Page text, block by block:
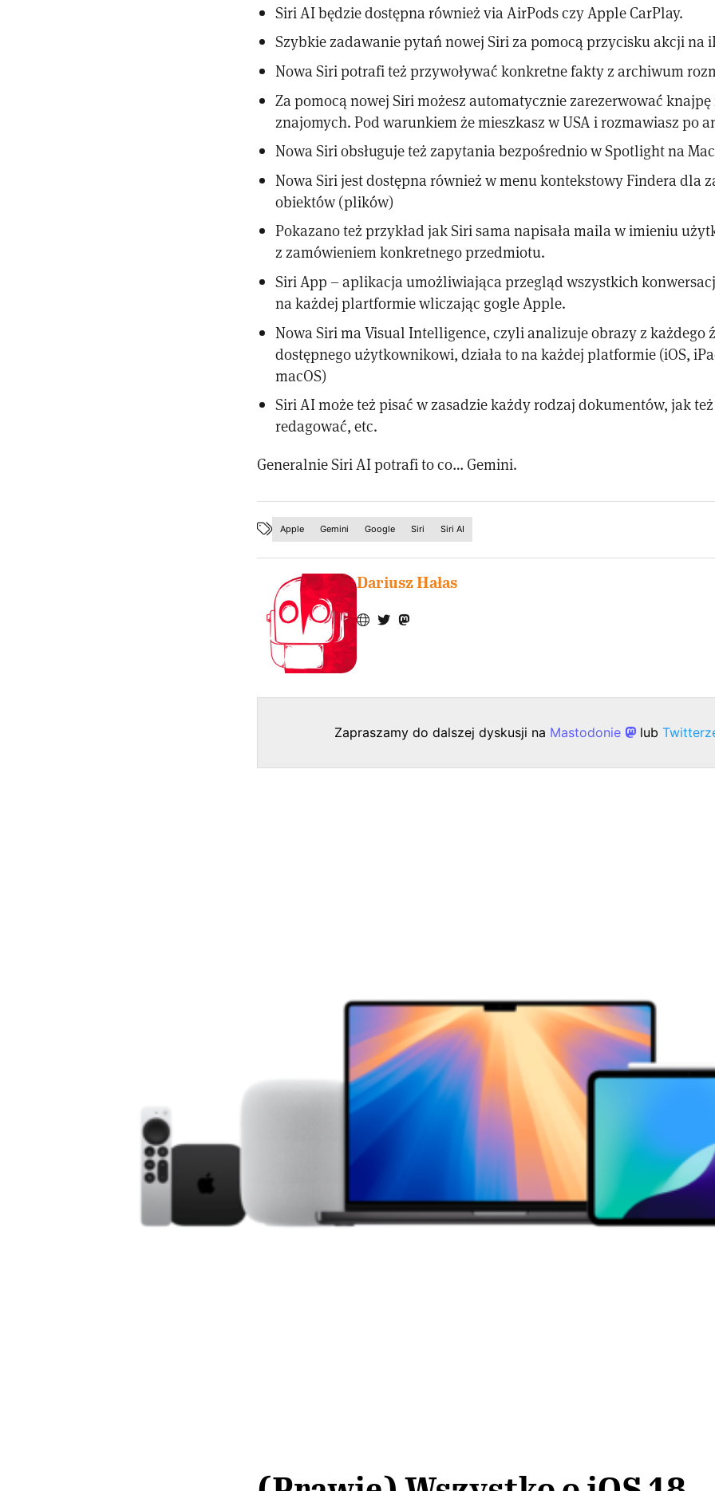
Siri AI będzie dostępna również via AirPods czy Apple CarPlay.
Szybkie zadawanie pytań nowej Siri za pomocą przycisku akcji na
Nowa Siri potrafi też przywoływać konkretne fakty z archiwum
Za pomocą nowej Siri możesz automatycznie zarezerwować
znajomych. Pod warunkiem że mieszkasz w USA i rozmawiasz po
Nowa Siri obsługuje też zapytania bezpośrednio w Spotlight na
Nowa Siri jest dostępna również w menu kontekstowy Findera dla
obiektów (plików)
Pokazano też przykład jak Siri sama napisała maila w imieniu
z zamówieniem konkretnego przedmiotu.
Siri App – aplikacja umożliwiająca przegląd wszystkich
na każdej plartformie wliczając gogle Apple.
Nowa Siri ma Visual Intelligence, czyli analizuje obrazy z każdego
dostępnego użytkownikowi, działa to na każdej platformie (iOS,
macOS)
Siri AI może też pisać w zasadzie każdy rodzaj dokumentów, jak
redagować, etc.
Generalnie Siri AI potrafi to co… Gemini.
Apple Gemini Google Siri Siri AI
Dariusz Hałas
Zapraszamy do dalszej dyskusji na Mastodonie lub